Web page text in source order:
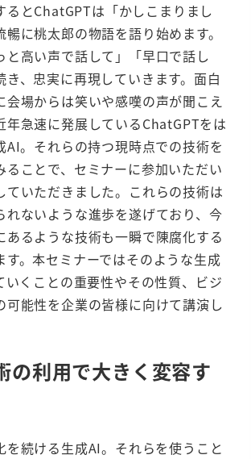
るとChatGPTは「かしこまりまし
に桃太郎の物語を語り始めます。
と高い声で話して」「早口で話し
き、忠実に再現していきます。面白
会場からは笑いや感嘆の声が聞こえ
年急速に発展しているChatGPTをは
AI。それらの持つ現時点での技術を
ることで、セミナーに参加いただい
ていただきました。これらの技術は
れないような進歩を遂げており、今
あるような技術も一瞬で陳腐化する
す。本セミナーではそのような生成
いくことの重要性やその性質、ビジ
可能性を企業の皆様に向けて講演し
の利用で大きく変容す
を続ける生成AI。それらを使うこと